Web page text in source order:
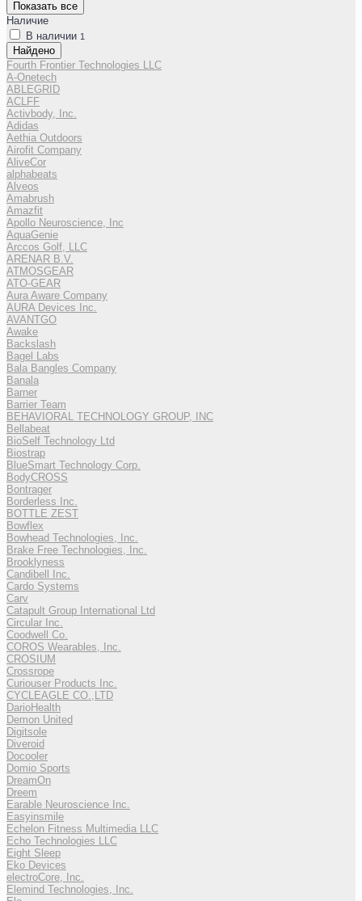
Показать все
Наличие
В наличии 1
Найдено
Fourth Frontier Technologies LLC
A-Onetech
ABLEGRID
ACLFF
Activbody, Inc.
Adidas
Aethia Outdoors
Airofit Company
AliveCor
alphabeats
Alveos
Amabrush
Amazfit
Apollo Neuroscience, Inc
AquaGenie
Arccos Golf, LLC
ARENAR B.V.
ATMOSGEAR
ATO-GEAR
Aura Aware Company
AURA Devices Inc.
AVANTGO
Awake
Backslash
Bagel Labs
Bala Bangles Company
Banala
Barner
Barrier Team
BEHAVIORAL TECHNOLOGY GROUP, INC
Bellabeat
BioSelf Technology Ltd
Biostrap
BlueSmart Technology Corp.
BodyCROSS
Bontrager
Borderless Inc.
BOTTLE ZEST
Bowflex
Bowhead Technologies, Inc.
Brake Free Technologies, Inc.
Brooklyness
Candibell Inc.
Cardo Systems
Carv
Catapult Group International Ltd
Circular Inc.
Coodwell Co.
COROS Wearables, Inc.
CROSIUM
Crossrope
Curiouser Products Inc.
CYCLEAGLE CO.,LTD
DarioHealth
Demon United
Digitsole
Diveroid
Docooler
Domio Sports
DreamOn
Dreem
Earable Neuroscience Inc.
Easyinsmile
Echelon Fitness Multimedia LLC
Echo Technologies LLC
Eight Sleep
Eko Devices
electroCore, Inc.
Elemind Technologies, Inc.